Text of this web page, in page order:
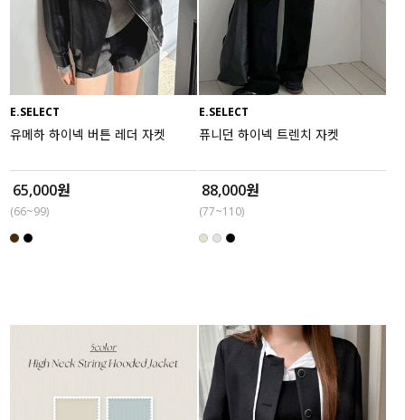
E.SELECT
유메하 하이넥 버튼 레더 자켓
65,000원
(66~99)
E.SELECT
퓨니던 하이넥 트렌치 자켓
88,000원
(77~110)